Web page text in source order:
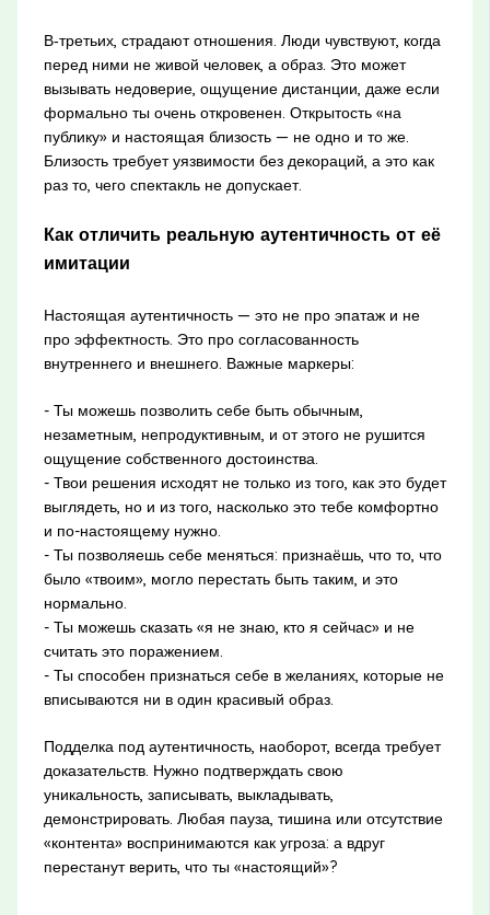
В‑третьих, страдают отношения. Люди чувствуют, когда
перед ними не живой человек, а образ. Это может
вызывать недоверие, ощущение дистанции, даже если
формально ты очень откровенен. Открытость «на
публику» и настоящая близость — не одно и то же.
Близость требует уязвимости без декораций, а это как
раз то, чего спектакль не допускает.
Как отличить реальную аутентичность от её
имитации
Настоящая аутентичность — это не про эпатаж и не
про эффектность. Это про согласованность
внутреннего и внешнего. Важные маркеры:
- Ты можешь позволить себе быть обычным,
незаметным, непродуктивным, и от этого не рушится
ощущение собственного достоинства.
- Твои решения исходят не только из того, как это будет
выглядеть, но и из того, насколько это тебе комфортно
и по-настоящему нужно.
- Ты позволяешь себе меняться: признаёшь, что то, что
было «твоим», могло перестать быть таким, и это
нормально.
- Ты можешь сказать «я не знаю, кто я сейчас» и не
считать это поражением.
- Ты способен признаться себе в желаниях, которые не
вписываются ни в один красивый образ.
Подделка под аутентичность, наоборот, всегда требует
доказательств. Нужно подтверждать свою
уникальность, записывать, выкладывать,
демонстрировать. Любая пауза, тишина или отсутствие
«контента» воспринимаются как угроза: а вдруг
перестанут верить, что ты «настоящий»?